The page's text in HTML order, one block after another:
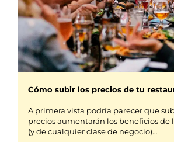
Cómo subir los precios de tu
A primera vista podría parecer que
precios aumentarán los beneficios de
(y de cualquier clase de negocio)…